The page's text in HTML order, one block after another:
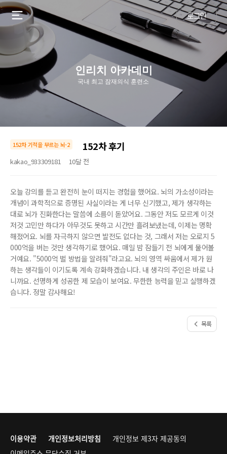
로그인
인리치 아카데미
국내 최고 잠재의식 훈련소
152차 기적을 부르는 뇌-2 152차 후기
kakao_933309181 10달 전
오늘 강의를 듣고 완전히 눈이 떠지는 경험을 했어요. 뇌의 가소성이라는
개념이 과학적으로 증명된 사실이라는 게 너무 신기했고, 제가 생각하는
대로 뇌가 진화한다는 말씀에 소름이 돋았어요. 그동안 저도 모르게 이것
저것 고민만 하다가 아무것도 못하고 시간만 흘려보냈는데, 이제는 명확
해졌어요. 뇌를 자극하지 않으면 발전도 없다는 것, 그래서 저는 오로지 5
000억을 버는 것만 생각하기로 했어요. 매일 밤 잠들기 전 뇌에게 물어볼
거예요. "5000억 벌 방법을 알려줘"라고요. 뇌의 영역 싸움에서 제가 원
하는 생각들이 이기도록 계속 강화하겠습니다. 내 생각의 주인은 바로 나
니까요. 선명하게 성공한 제 모습이 보여요. 무한한 능력을 믿고 실행하겠
습니다. 정말 감사해요!
목록
이용약관 개인정보처리방침
개인정보 제3자 제공동의